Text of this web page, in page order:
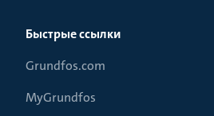
Быстрые ссылки
Grundfos.com
MyGrundfos